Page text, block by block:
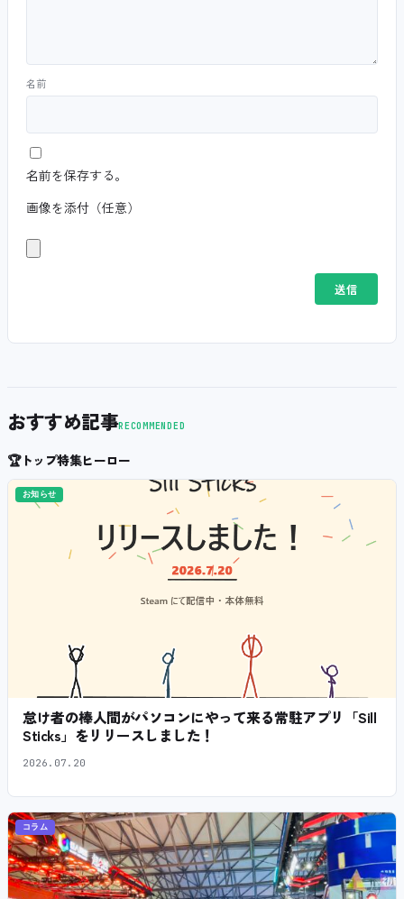
名前
名前を保存する。
画像を添付（任意）
おすすめ記事RECOMMENDED
🏆トップ特集ヒーロー
お知らせ
怠け者の棒人間がパソコンにやって来る常駐アプリ「Sill
Sticks」をリリースしました！
2026.07.20
コラム